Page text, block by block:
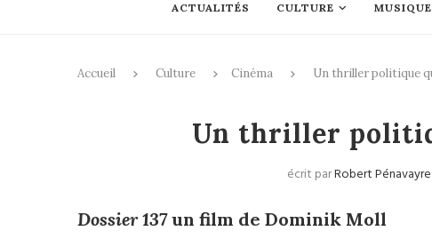
ACTUALITÉS CULTURE MUSIQUE
Accueil Culture Cinéma Un thriller politique
Un thriller
écrit parRobert Pénavayre
Dossier 137un film de Dominik Moll